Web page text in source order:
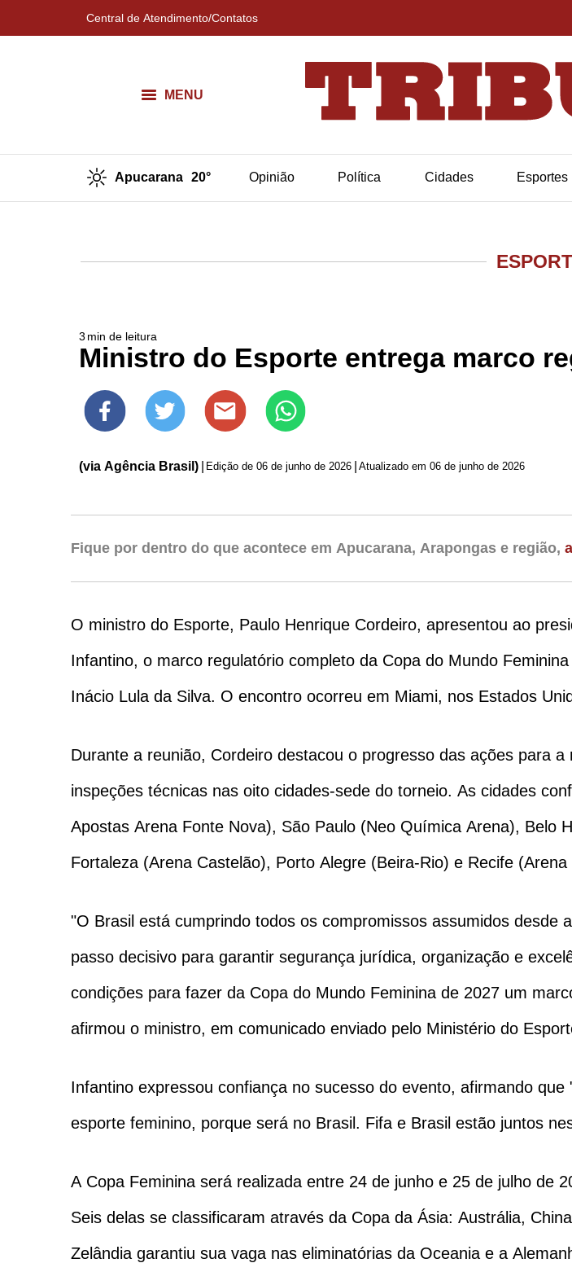
Central de Atendimento/Contatos
MENU
Apucarana 20° Opinião Política Cidades Esportes
3 min de leitura
Ministro do Esporte entrega marco
(via Agência Brasil) Edição de 06 de junho de 2026 Atualizado em 06 de junho de 2026
Fique por dentro do que acontece em Apucarana, Arapongas e região,
O ministro do Esporte, Paulo Henrique Cordeiro, apresentou ao
Infantino, o marco regulatório completo da Copa do Mundo
Inácio Lula da Silva. O encontro ocorreu em Miami, nos Estados
Durante a reunião, Cordeiro destacou o progresso das ações para
inspeções técnicas nas oito cidades-sede do torneio. As cidades
Apostas Arena Fonte Nova), São Paulo (Neo Química Arena), Belo
Fortaleza (Arena Castelão), Porto Alegre (Beira-Rio) e Recife
"O Brasil está cumprindo todos os compromissos assumidos
passo decisivo para garantir segurança jurídica, organização e
condições para fazer da Copa do Mundo Feminina de 2027 um
afirmou o ministro, em comunicado enviado pelo Ministério do
Infantino expressou confiança no sucesso do evento, afirmando
esporte feminino, porque será no Brasil. Fifa e Brasil estão juntos
A Copa Feminina será realizada entre 24 de junho e 25 de julho de
Seis delas se classificaram através da Copa da Ásia: Austrália,
Zelândia garantiu sua vaga nas eliminatórias da Oceania e a